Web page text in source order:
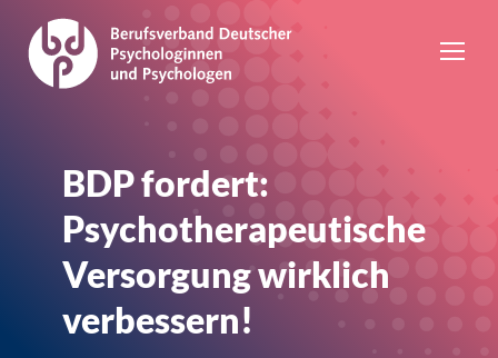
BDP fordert:
Psychotherapeutische
Versorgung wirklich
verbessern!